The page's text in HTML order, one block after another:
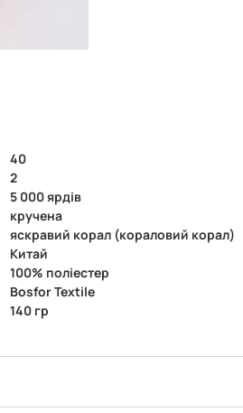
40
2
5 000 ярдів
кручена
яскравий корал (кораловий корал)
Китай
100% поліестер
Bosfor Textile
140 гр